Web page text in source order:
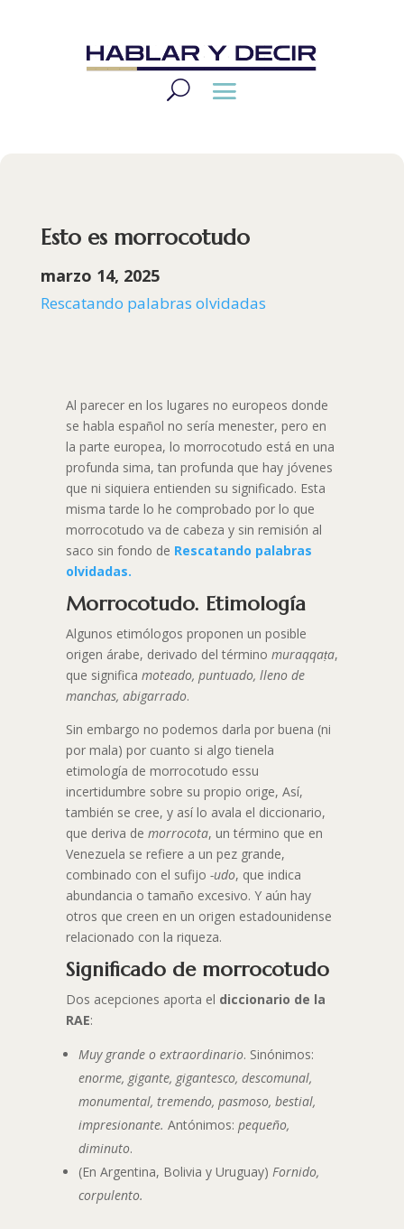
Esto es morrocotudo
marzo 14, 2025
Rescatando palabras olvidadas
Al parecer en los lugares no europeos donde
se habla español no sería menester, pero en
la parte europea, lo morrocotudo está en una
profunda sima, tan profunda que hay jóvenes
que ni siquiera entienden su significado. Esta
misma tarde lo he comprobado por lo que
morrocotudo va de cabeza y sin remisión al
saco sin fondo de Rescatando palabras
olvidadas.
Morrocotudo. Etimología
Algunos etimólogos proponen un posible
origen árabe, derivado del término muraqqaṭa,
que significa moteado, puntuado, lleno de
manchas, abigarrado.
Sin embargo no podemos darla por buena (ni
por mala) por cuanto si algo tienela
etimología de morrocotudo essu
incertidumbre sobre su propio orige, Así,
también se cree, y así lo avala el diccionario,
que deriva de morrocota, un término que en
Venezuela se refiere a un pez grande,
combinado con el sufijo -udo, que indica
abundancia o tamaño excesivo. Y aún hay
otros que creen en un origen estadounidense
relacionado con la riqueza.
Significado de morrocotudo
Dos acepciones aporta el diccionario de la
RAE:
Muy grande o extraordinario. Sinónimos:
enorme, gigante, gigantesco, descomunal,
monumental, tremendo, pasmoso, bestial,
impresionante. Antónimos: pequeño,
diminuto.
(En Argentina, Bolivia y Uruguay) Fornido,
corpulento.